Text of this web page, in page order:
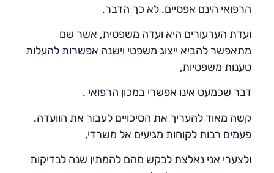
הרפואי הינם אפסיים. לא כך הדבר.
ועדת הערעורים היא ועדה משפטית, אשר שם
מתאפשר להביא ייצוג משפטי וישנה אפשרות להעלות
טענות משפטיות,
דבר שכמעט אינו אפשרי במכון הרפואי .
קשה מאוד להעריך את הסיכויים לעבור את הוועדה.
פעמים רבות לקוחות מגיעים אל משרדי,
ולצערי אני נאלצת לבקש מהם להמתין שנה לבדיקות